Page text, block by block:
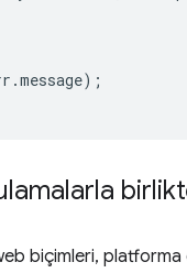
.message);
biçimleri,